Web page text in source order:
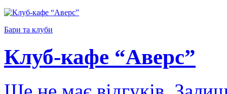
Бари та клуби
Клуб-кафе “Аверс”